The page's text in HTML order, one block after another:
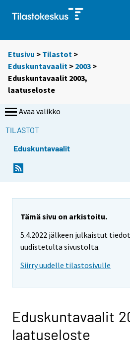
Etusivu > Tilastot >
Eduskuntavaalit > 2003 >
Eduskuntavaalit 2003,
laatuseloste
Avaa valikko
TILASTOT
Eduskuntavaalit
Tämä sivu on arkistoitu.
5.4.2022 jälkeen julkaistut
uudistetulta sivustolta.
Siirry uudelle tilastosivulle
Eduskuntavaalit
laatuseloste